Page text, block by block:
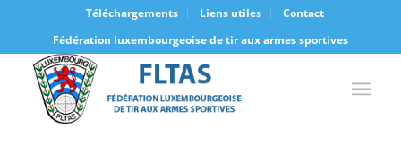
Téléchargements Liens utiles
Contact
Fédération luxembourgeoise de tir aux armes sportives